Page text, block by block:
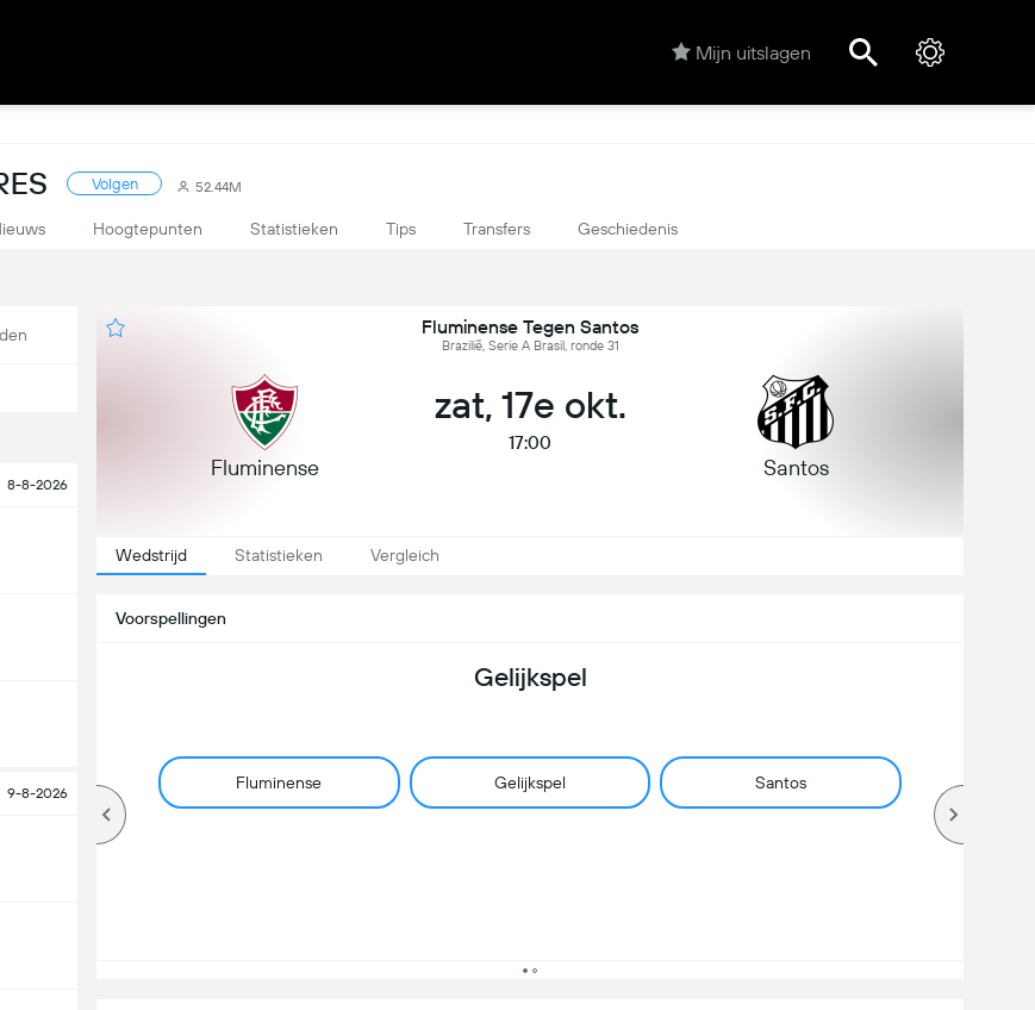
Mijn uitslagen
Volgen 52.44M
Hoogtepunten Statistieken Tips Transfers Geschiedenis
8-8-2026
9-8-2026
Fluminense Tegen Santos
Brazilië, Serie A Brasil, ronde 31
Fluminense
zat, 17e okt.
17:00
Santos
Wedstrijd Statistieken Vergleich
Voorspellingen
Gelijkspel
Fluminense Gelijkspel Santos